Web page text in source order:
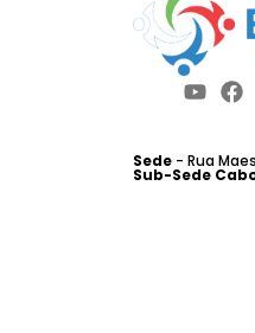
Sede - Rua
Sub-Sede